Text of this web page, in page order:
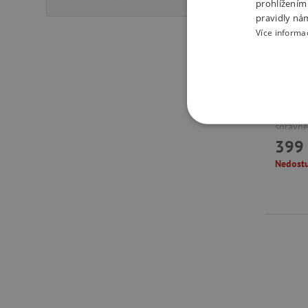
399
prohlížením
pravidly
Více
NEZBYTNĚ
FUNKČNÍ
Nezbytně nutné soubory
bez nezbytně nutných